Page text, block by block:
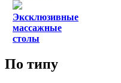
Эксклюзивные
массажные
столы
По типу